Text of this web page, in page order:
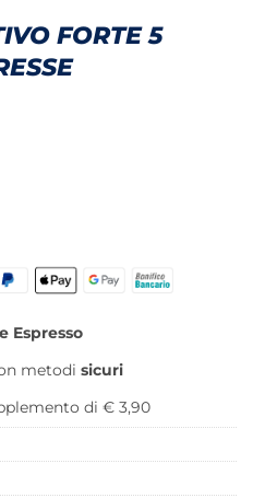
FORTE 5
Espresso
metodi sicuri
di € 3,90